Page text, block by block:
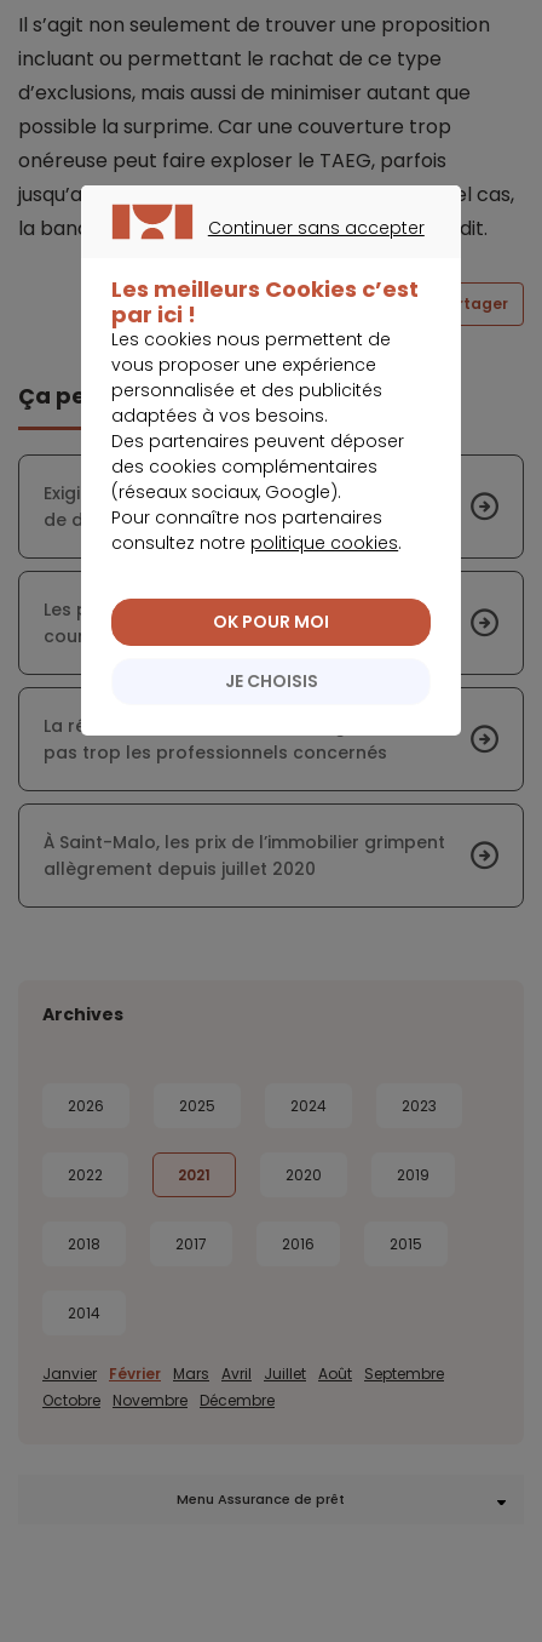
Il s’agit non seulement de trouver une proposition
incluant ou permettant le rachat de ce type
d’exclusions, mais aussi de minimiser autant que
possible la surprime. Car une couverture trop
onéreuse peut faire exploser le TAEG, parfois
jusqu’au dépassement du taux de l’usure, auquel cas,
la banque ne peut légalement accorder le crédit.
Partager
Ça peut vous intéresser
Exigibilité du solde d’un prêt immobilier en cas
de déchéance du terme
Les prix immobiliers franciliens poursuivent leur
courbe ascendante
La réforme du secteur du courtage n’enchante
pas trop les professionnels concernés
À Saint-Malo, les prix de l’immobilier grimpent
allègrement depuis juillet 2020
Archives
2026 2025 2024 2023
2022 2021 2020 2019
2018 2017 2016 2015
2014
Janvier Février Mars Avril Juillet Août
Septembre
Octobre
Novembre Décembre
Menu Assurance de prêt
Continuer sans accepter
Les meilleurs Cookies c’est
par ici !
Les cookies nous permettent de
vous proposer une expérience
personnalisée et des publicités
adaptées à vos besoins.
Des partenaires peuvent déposer
des cookies complémentaires
(réseaux sociaux, Google).
Pour connaître nos partenaires
consultez notre politique cookies.
JE CHOISIS
OK POUR MOI